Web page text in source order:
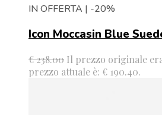
IN OFFERTA | -20%
Icon Moccasin Blue
€238.00 Il prezzo originale
prezzo attuale è: € 190.40.